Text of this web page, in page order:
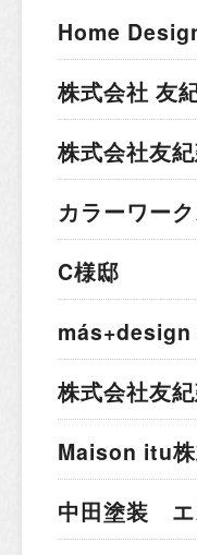
Home
株式会社 友
株式会社友
カラーワー
C様邸
más+design
株式会社友
Maison itu
中田塗装 エ